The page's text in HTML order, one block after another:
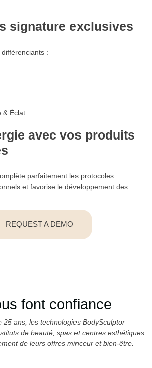
signature exclusives
:
& Éclat
avec vos produits
parfaitement les protocoles
et favorise le développement des
REQUEST A DEMO
font confiance
25 ans, les technologies BodySculptor
de beauté, spas et centres esthétiques
de leurs offres minceur et bien-être.